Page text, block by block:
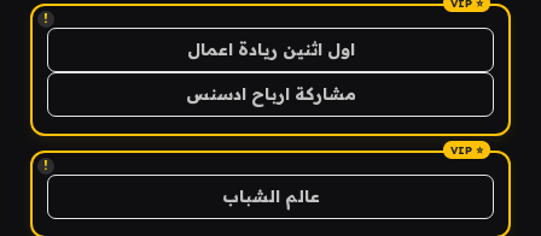
!
اول اثنين ريادة اعمال
مشاركة ارباح ادسنس
!
عالم الشباب